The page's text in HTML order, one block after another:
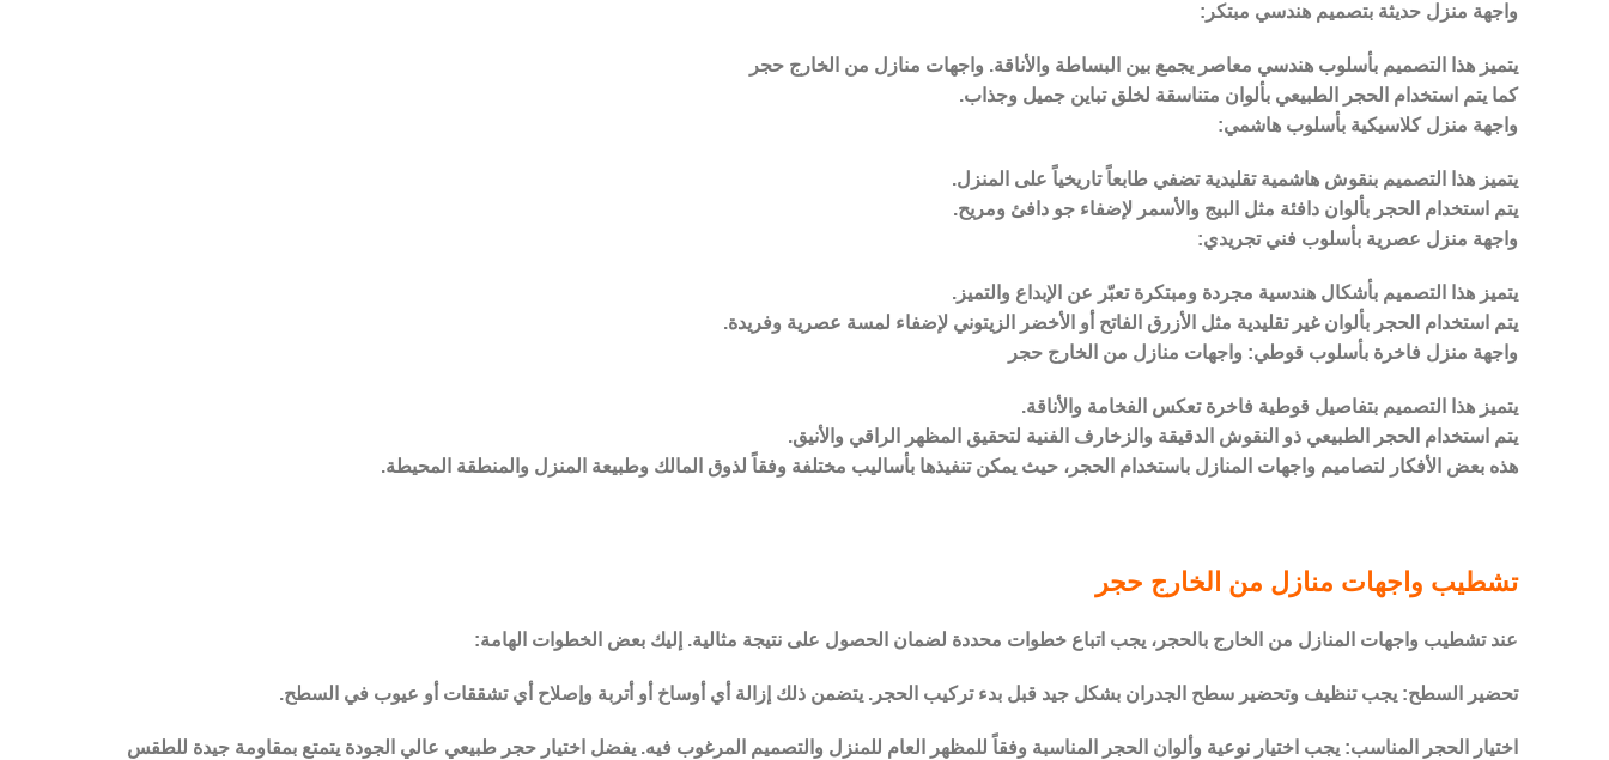
واجهة منزل حديثة بتصميم هندسي مبتكر:
يتميز هذا التصميم بأسلوب هندسي معاصر يجمع بين البساطة والأناقة. واجهات منازل من الخارج حجر
كما يتم استخدام الحجر الطبيعي بألوان متناسقة لخلق تباين جميل وجذاب.
واجهة منزل كلاسيكية بأسلوب هاشمي:
يتميز هذا التصميم بنقوش هاشمية تقليدية تضفي طابعاً تاريخياً على المنزل.
يتم استخدام الحجر بألوان دافئة مثل البيج والأسمر لإضفاء جو دافئ ومريح.
واجهة منزل عصرية بأسلوب فني تجريدي:
يتميز هذا التصميم بأشكال هندسية مجردة ومبتكرة تعبّر عن الإبداع والتميز.
يتم استخدام الحجر بألوان غير تقليدية مثل الأزرق الفاتح أو الأخضر الزيتوني لإضفاء لمسة عصرية وفريدة.
واجهة منزل فاخرة بأسلوب قوطي: واجهات منازل من الخارج حجر
يتميز هذا التصميم بتفاصيل قوطية فاخرة تعكس الفخامة والأناقة.
يتم استخدام الحجر الطبيعي ذو النقوش الدقيقة والزخارف الفنية لتحقيق المظهر الراقي والأنيق.
هذه بعض الأفكار لتصاميم واجهات المنازل باستخدام الحجر، حيث يمكن تنفيذها بأساليب مختلفة وفقاً لذوق المالك وطبيعة المنزل والمنطقة المحيطة.
تشطيب واجهات منازل من الخارج حجر
عند تشطيب واجهات المنازل من الخارج بالحجر، يجب اتباع خطوات محددة لضمان الحصول على نتيجة مثالية. إليك بعض الخطوات الهامة:
تحضير السطح: يجب تنظيف وتحضير سطح الجدران بشكل جيد قبل بدء تركيب الحجر. يتضمن ذلك إزالة أي أوساخ أو أتربة وإصلاح أي تشققات أو عيوب في السطح.
اختيار الحجر المناسب: يجب اختيار نوعية وألوان الحجر المناسبة وفقاً للمظهر العام للمنزل والتصميم المرغوب فيه. يفضل اختيار حجر طبيعي عالي الجودة يتمتع بمقاومة جيدة للطقس